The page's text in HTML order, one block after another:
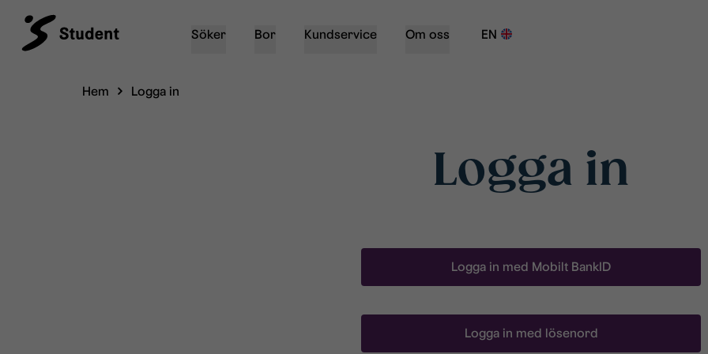
Söker Bor Kundservice Om oss EN
Hem Logga in
Logga in
Logga in med Mobilt BankID
Logga in med lösenord